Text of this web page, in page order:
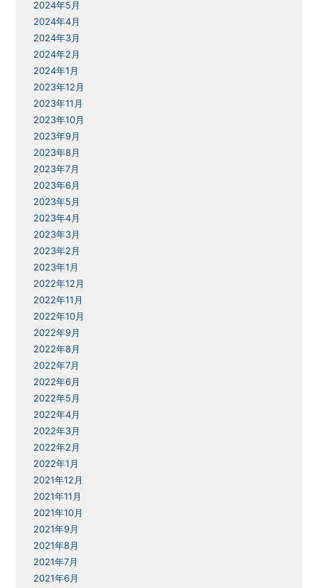
2024年5月
2024年4月
2024年3月
2024年2月
2024年1月
2023年12月
2023年11月
2023年10月
2023年9月
2023年8月
2023年7月
2023年6月
2023年5月
2023年4月
2023年3月
2023年2月
2023年1月
2022年12月
2022年11月
2022年10月
2022年9月
2022年8月
2022年7月
2022年6月
2022年5月
2022年4月
2022年3月
2022年2月
2022年1月
2021年12月
2021年11月
2021年10月
2021年9月
2021年8月
2021年7月
2021年6月